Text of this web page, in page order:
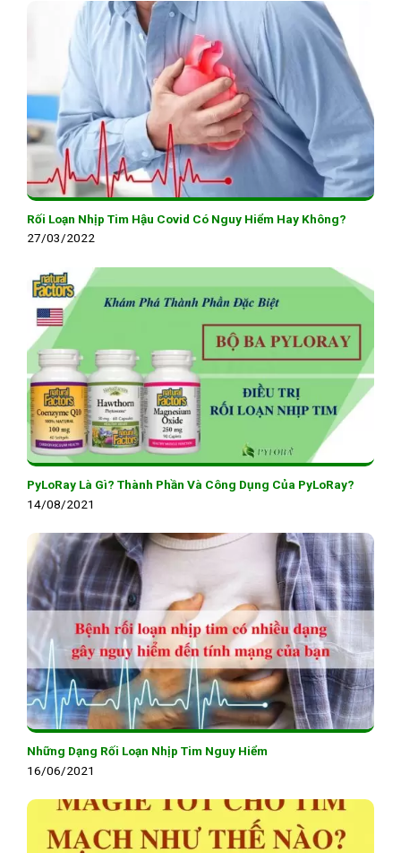
Rối Loạn Nhịp Tim Hậu Covid Có Nguy Hiểm Hay Không?
27/03/2022
PyLoRay Là Gì? Thành Phần Và Công Dụng Của PyLoRay?
14/08/2021
Những Dạng Rối Loạn Nhịp Tim Nguy Hiểm
16/06/2021